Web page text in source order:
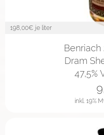
198,00€ je liter
Benriach
Dram
47,5%
inkl. 19%